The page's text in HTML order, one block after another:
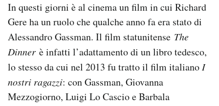
SHOP
CALENDARIO
AREA PERSONALE
Area Personale
In questi giorni è al cinema un film in cui Richard
Gere ha un ruolo che qualche anno fa era stato di
Alessandro Gassman. Il film statunitense The
Dinner è infatti l’adattamento di un libro tedesco,
lo stesso da cui nel 2013 fu tratto il film italianoI
nostri ragazzi: con Gassman, Giovanna
Mezzogiorno, Luigi Lo Cascio e Barbala